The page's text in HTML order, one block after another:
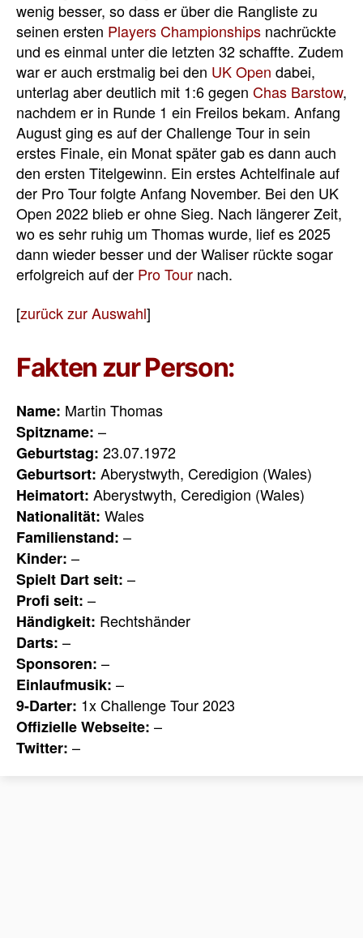
wenig besser, so dass er über die Rangliste zu
seinen ersten Players Championships nachrückte
und es einmal unter die letzten 32 schaffte. Zudem
war er auch erstmalig bei den UK Open dabei,
unterlag aber deutlich mit 1:6 gegen Chas Barstow,
nachdem er in Runde 1 ein Freilos bekam. Anfang
August ging es auf der Challenge Tour in sein
erstes Finale, ein Monat später gab es dann auch
den ersten Titelgewinn. Ein erstes Achtelfinale auf
der Pro Tour folgte Anfang November. Bei den UK
Open 2022 blieb er ohne Sieg. Nach längerer Zeit,
wo es sehr ruhig um Thomas wurde, lief es 2025
dann wieder besser und der Waliser rückte sogar
erfolgreich auf der Pro Tour nach.
[zurück zur Auswahl]
Fakten zur Person:
Name: Martin Thomas
Spitzname: –
Geburtstag: 23.07.1972
Geburtsort: Aberystwyth, Ceredigion (Wales)
Heimatort: Aberystwyth, Ceredigion (Wales)
Nationalität: Wales
Familienstand: –
Kinder: –
Spielt Dart seit: –
Profi seit: –
Händigkeit: Rechtshänder
Darts: –
Sponsoren: –
Einlaufmusik: –
9-Darter: 1x Challenge Tour 2023
Offizielle Webseite: –
Twitter: –